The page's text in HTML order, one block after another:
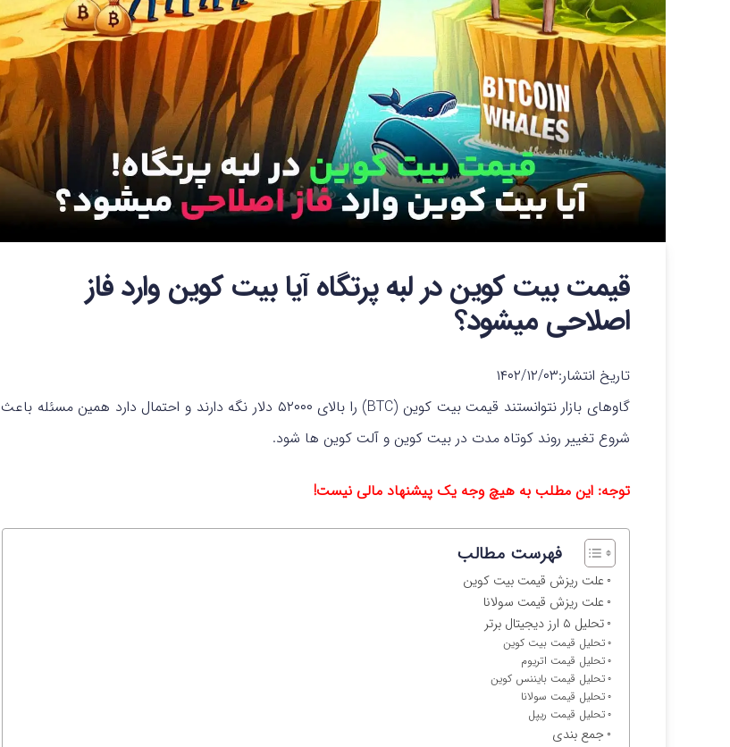
قیمت بیت کوین در لبه پرتگاه آیا بیت کوین وارد فاز
اصلاحی میشود؟
تاریخ انتشار:۱۴۰۲/۱۲/۰۳
گاوهای بازار نتوانستند قیمت بیت کوین (BTC) را بالای ۵۲۰۰۰ دلار نگه دارند و احتمال دارد همین مسئله باعث
شروع تغییر روند کوتاه مدت در بیت کوین و آلت کوین ها شود.
توجه: این مطلب به هیچ وجه یک پیشنهاد مالی نیست!
فهرست مطالب
علت ریزش قیمت بیت کوین
علت ریزش قیمت سولانا
تحلیل ۵ ارز دیجیتال برتر
تحلیل قیمت بیت کوین
تحلیل قیمت اتریوم
تحلیل قیمت بایننس کوین
تحلیل قیمت سولانا
تحلیل قیمت ریپل
جمع بندی